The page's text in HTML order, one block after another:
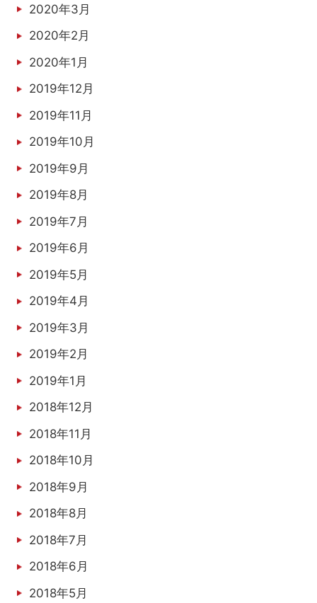
2020年3月
2020年2月
2020年1月
2019年12月
2019年11月
2019年10月
2019年9月
2019年8月
2019年7月
2019年6月
2019年5月
2019年4月
2019年3月
2019年2月
2019年1月
2018年12月
2018年11月
2018年10月
2018年9月
2018年8月
2018年7月
2018年6月
2018年5月